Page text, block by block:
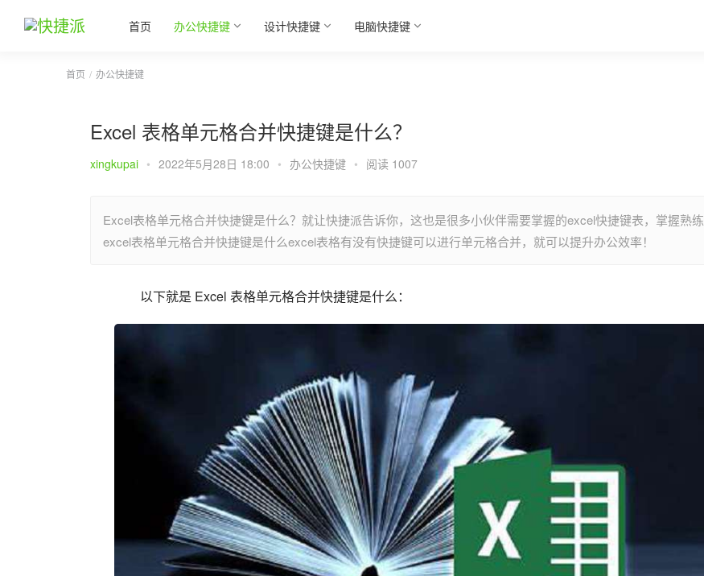
首页 办公快捷键 设计快捷键 电脑快捷键
首页 办公快捷键
Excel 表格单元格合并快捷键是什么？
xingkupai • 2022年5月28日 18:00 • 办公快捷键 • 阅读 1007
Excel表格单元格合并快捷键是什么？就让快捷派告诉你，这也是很多小伙伴需要掌握的excel快捷键表，掌握熟练
excel表格单元格合并快捷键是什么excel表格有没有快捷键可以进行单元格合并，就可以提升办公效率！
以下就是 Excel 表格单元格合并快捷键是什么：